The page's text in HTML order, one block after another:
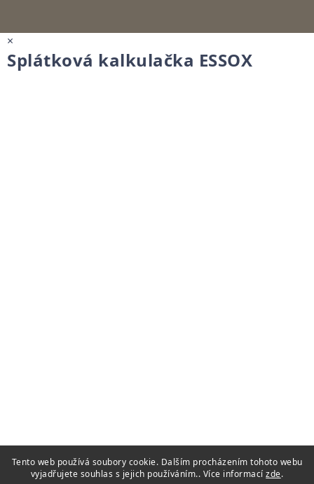
Tento web používá soubory cookie. Dalším procházením tohoto webu
vyjadřujete souhlas s jejich používáním.. Více informacízde.
×
Splátková kalkulačka ESSOX